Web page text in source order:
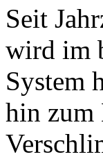
Seit
wird im
System
hin zum